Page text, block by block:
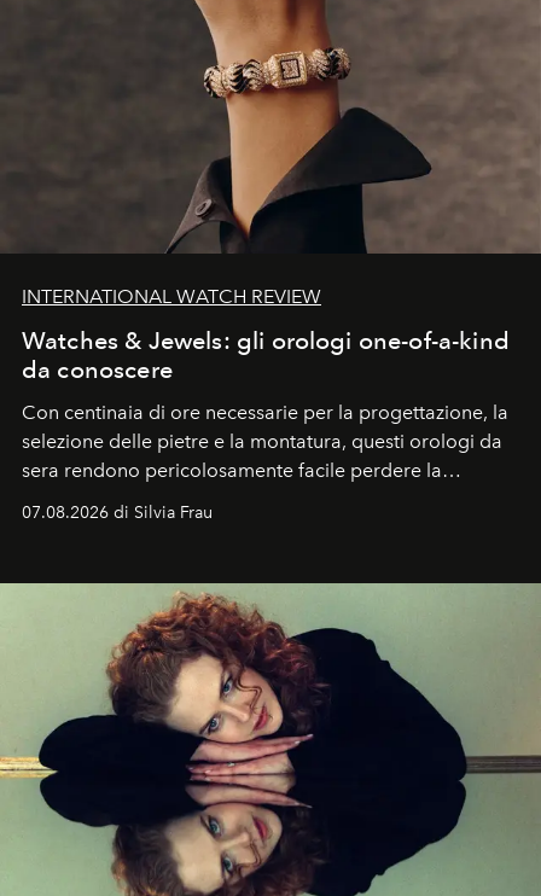
INTERNATIONAL WATCH REVIEW
Watches & Jewels: gli orologi one-of-a-kind
da conoscere
Con centinaia di ore necessarie per la progettazione, la
selezione delle pietre e la montatura, questi orologi da
sera rendono pericolosamente facile perdere la
07.08.2026 di Silvia Frau